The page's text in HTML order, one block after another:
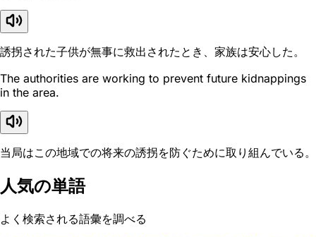
誘拐された子供が無事に救出されたとき、家族は安心した。
The authorities are working to prevent future kidnappings
in the area.
当局はこの地域での将来の誘拐を防ぐために取り組んでいる。
人気の単語
よく検索される語彙を調べる